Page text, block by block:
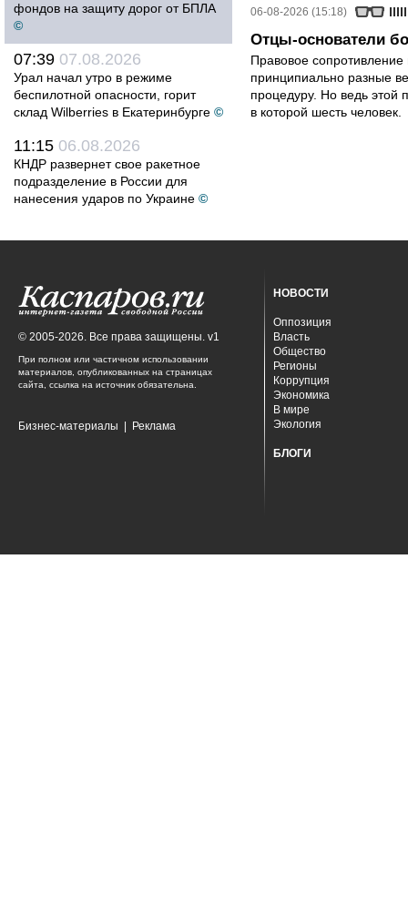
фондов на защиту дорог от БПЛА
©
07:39 07.08.2026
Урал начал утро в режиме
беспилотной опасности, горит
склад Wilberries в Екатеринбурге ©
11:15 06.08.2026
КНДР развернет свое ракетное
подразделение в России для
нанесения ударов по Украине ©
06-08-2026 (15:18)
Отцы-основатели
Правовое
принципиально разные
процедуру. Но ведь этой
в которой шесть человек.
© 2005-2026. Все права защищены. v1
При полном или частичном использовании
материалов, опубликованных на страницах
сайта, ссылка на источник обязательна.
Бизнес-материалы Реклама
НОВОСТИ
Оппозиция
Власть
Общество
Регионы
Коррупция
Экономика
В мире
Экология
БЛОГИ